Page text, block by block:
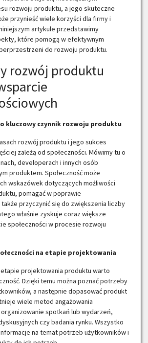
rozwoju produktu, a jego skuteczne
przynieść wiele korzyści dla firmy i
artykule przedstawimy
które pomogą w efektywnym
do rozwoju produktu.
rozwój produktu
kluczowy czynnik rozwoju produktu
rozwój produktu i jego sukces
zależą od społeczności. Mówimy tu o
developerach i innych osób
produktem. Społeczność może
wskazówek dotyczących możliwości
pomagać w poprawie
przyczynić się do zwiększenia liczby
właśnie zyskuje coraz większe
społeczności w procesie rozwoju
na etapie projektowania
etapie projektowania produktu warto
Dzięki temu można poznać potrzeby
a następnie dopasować produkt
wiele metod angażowania
organizowanie spotkań lub wydarzeń,
czy badania rynku. Wszystko
na temat potrzeb użytkowników i